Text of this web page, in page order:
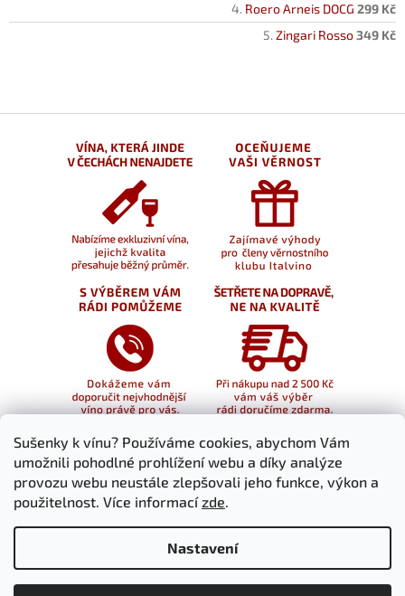
Sušenky k vínu? Používáme cookies, abychom Vám
umožnili pohodlné prohlížení webu a díky analýze
provozu webu neustále zlepšovali jeho funkce, výkon a
použitelnost. Více informacízde.
Nastavení
Roero Arneis DOCG 299 Kč
Zingari Rosso349 Kč